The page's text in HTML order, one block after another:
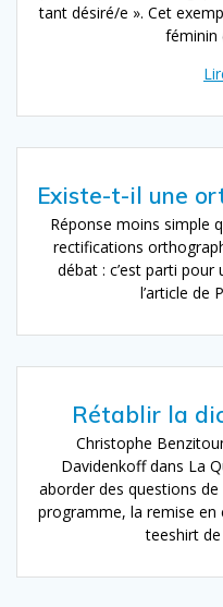
tant désiré/e ». Cet
féminin
Existe-t-il une
Réponse moins simple
rectifications
débat : c’est parti pour
l’article de
Rétablir la
Christophe
Davidenkoff dans La
aborder des questions
programme, la remise en
teeshirt